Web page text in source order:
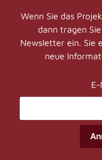
Wenn Sie das
dann tragen
Newsletter ein. Sie
neue
E-